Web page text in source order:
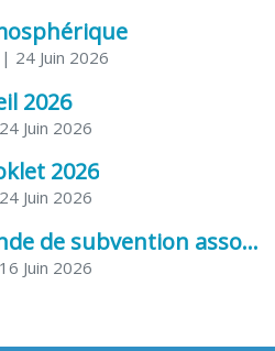
| 24 Juin 2026
2026
Juin 2026
2026
Juin 2026
CERFA demande de subvention association
Juin 2026